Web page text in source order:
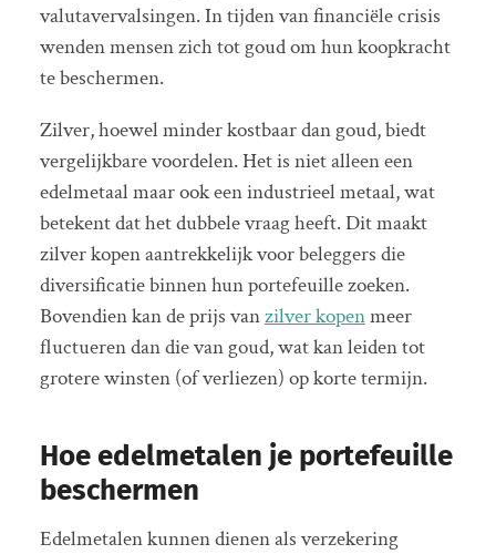
valutavervalsingen. In tijden van financiële crisis
wenden mensen zich tot goud om hun koopkracht
te beschermen.
Zilver, hoewel minder kostbaar dan goud, biedt
vergelijkbare voordelen. Het is niet alleen een
edelmetaal maar ook een industrieel metaal, wat
betekent dat het dubbele vraag heeft. Dit maakt
zilver kopen aantrekkelijk voor beleggers die
diversificatie binnen hun portefeuille zoeken.
Bovendien kan de prijs vanzilver kopenmeer
fluctueren dan die van goud, wat kan leiden tot
grotere winsten (of verliezen) op korte termijn.
Hoe edelmetalen je portefeuille
beschermen
Edelmetalen kunnen dienen als verzekering